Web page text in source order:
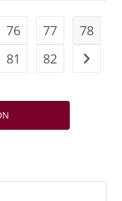
76 77
78
81 82